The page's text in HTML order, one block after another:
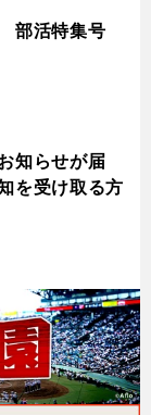
部活特集号
知らせが届
を受け取る方